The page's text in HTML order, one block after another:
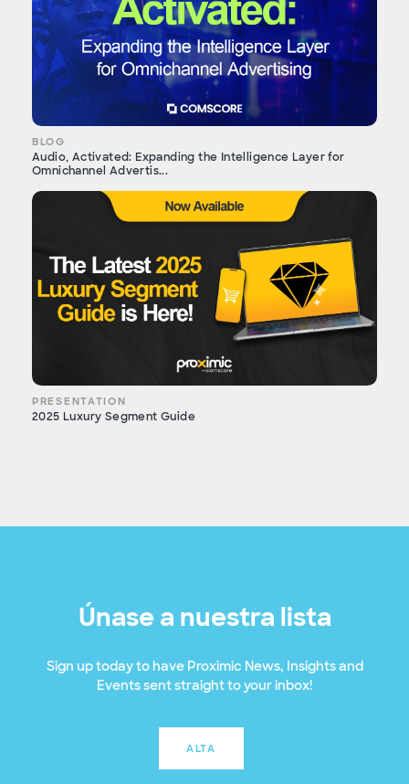
BLOG
Audio, Activated: Expanding the Intelligence Layer for
Omnichannel Advertis...
PRESENTATION
2025 Luxury Segment Guide
Únase a nuestra lista
Sign up today to have Proximic News, Insights and
Events sent straight to your inbox!
ALTA